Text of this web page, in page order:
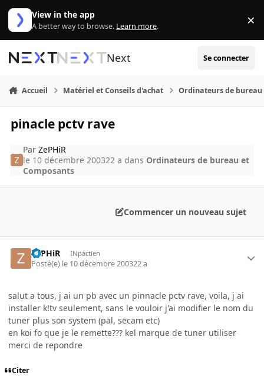
Aller au contenu
View in the app
A better way to browse. Learn more. ×
Next Se connecter
Accueil Matériel et Conseils d'achat Ordinateurs de bureau
pinacle pctv rave
ParZePHiR
le 10 décembre 200322 a dans Ordinateurs de bureau et
Composants
Commencer un nouveau sujet
ZePHiR INpactien
Posté(e) le 10 décembre 200322 a
salut a tous, j ai un pb avec un pinnacle pctv rave, voila, j ai
installer k!tv seulement, sans le vouloir j'ai modifier le nom du
tuner plus son system (pal, secam etc)
en koi fo que je le remette??? kel marque de tuner utiliser
merci de repondre
Citer